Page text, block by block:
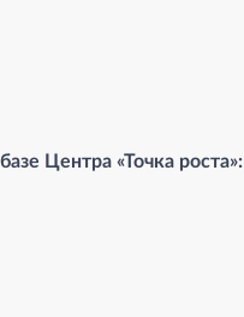
Центра «Точка роста»: